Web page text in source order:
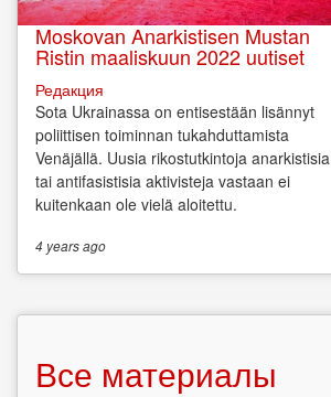
Moskovan Anarkistisen Mustan
Ristin maaliskuun 2022 uutiset
Редакция
Sota Ukrainassa on entisestään lisännyt
poliittisen toiminnan tukahduttamista
Venäjällä. Uusia rikostutkintoja anarkistisia
tai antifasistisia aktivisteja vastaan ei
kuitenkaan ole vielä aloitettu.
4 yearsago
Все материалы